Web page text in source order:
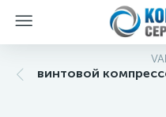
винтовой